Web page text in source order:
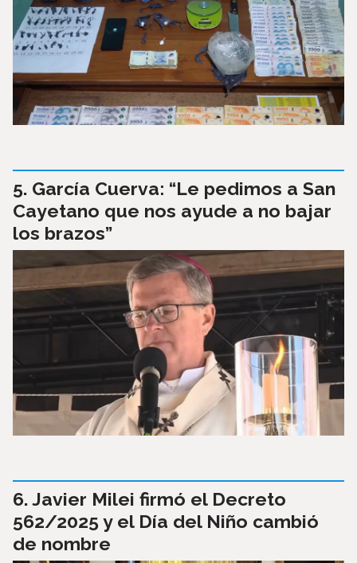
García Cuerva: “Le pedimos a San
Cayetano que nos ayude a no bajar
los brazos”
Javier Milei firmó el Decreto
562/2025 y el Día del Niño cambió
de nombre